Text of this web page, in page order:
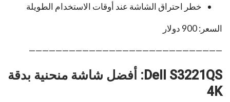
خطر احتراق الشاشة عند أوقات الاستخدام الطويلة
السعر: 900 دولار
—————————————————————————————
Dell S3221QS: أفضل شاشة منحنية بدقة
4K